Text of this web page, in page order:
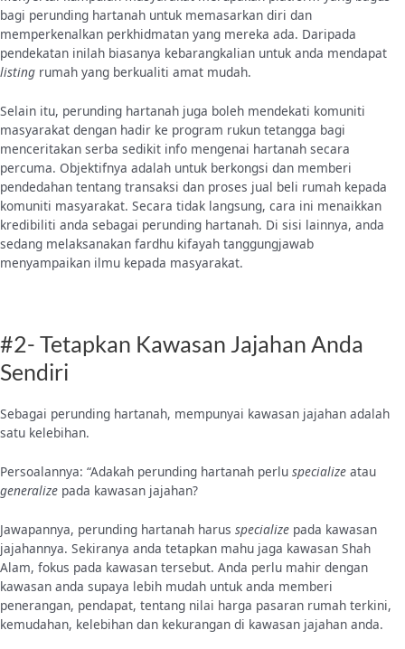
bagi perunding hartanah untuk memasarkan diri dan
memperkenalkan perkhidmatan yang mereka ada. Daripada
pendekatan inilah biasanya kebarangkalian untuk anda mendapat
listing rumah yang berkualiti amat mudah.
Selain itu, perunding hartanah juga boleh mendekati komuniti
masyarakat dengan hadir ke program rukun tetangga bagi
menceritakan serba sedikit info mengenai hartanah secara
percuma. Objektifnya adalah untuk berkongsi dan memberi
pendedahan tentang transaksi dan proses jual beli rumah kepada
komuniti masyarakat. Secara tidak langsung, cara ini menaikkan
kredibiliti anda sebagai perunding hartanah. Di sisi lainnya, anda
sedang melaksanakan fardhu kifayah tanggungjawab
menyampaikan ilmu kepada masyarakat.
#2- Tetapkan Kawasan Jajahan Anda
Sendiri
Sebagai perunding hartanah, mempunyai kawasan jajahan adalah
satu kelebihan.
Persoalannya: “Adakah perunding hartanah perlu specialize atau
generalize pada kawasan jajahan?
Jawapannya, perunding hartanah harus specialize pada kawasan
jajahannya. Sekiranya anda tetapkan mahu jaga kawasan Shah
Alam, fokus pada kawasan tersebut. Anda perlu mahir dengan
kawasan anda supaya lebih mudah untuk anda memberi
penerangan, pendapat, tentang nilai harga pasaran rumah terkini,
kemudahan, kelebihan dan kekurangan di kawasan jajahan anda.